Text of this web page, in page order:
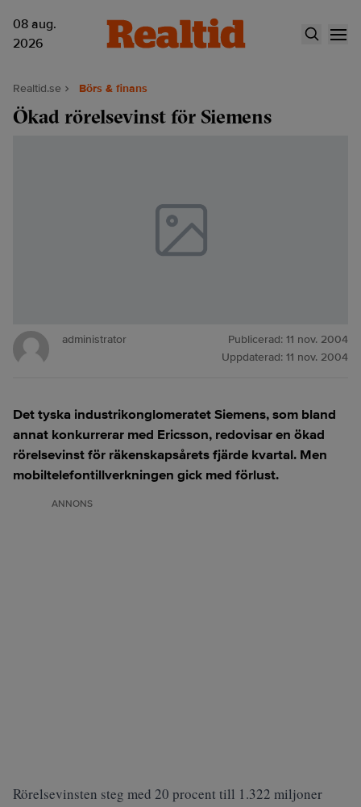
08 aug.
2026
Realtid.se Börs & finans
Ökad rörelsevinst för Siemens
administrator Publicerad: 11 nov. 2004
Uppdaterad: 11 nov. 2004
Det tyska industrikonglomeratet Siemens, som bland
annat konkurrerar med Ericsson, redovisar en ökad
rörelsevinst för räkenskapsårets fjärde kvartal. Men
mobiltelefontillverkningen gick med förlust.
ANNONS
Rörelsevinsten steg med 20 procent till 1.322 miljoner